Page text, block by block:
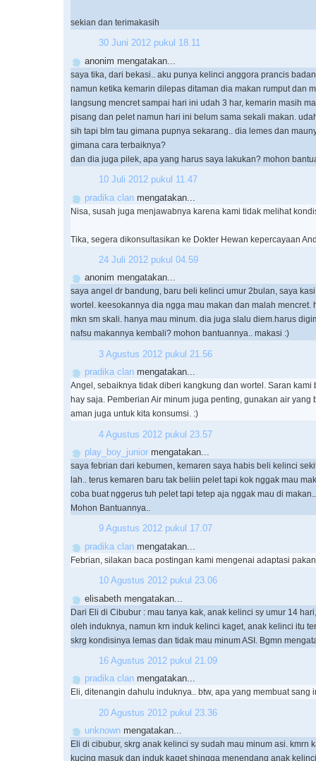
sekian dan terimakasih
30 Juni 2012 pukul 18.11
anonim mengatakan...
saya tika, dari bekasi.. aku punya kelinci anggora prancis
namun ketika kemarin dilepas ditaman dia makan rumput dan
langsung mencret sampai hari ini udah 3 har, kemarin masih
pisang dan pelet namun hari ini belum sama sekali makan.
sih tapi blm tau gimana pupnya sekarang.. dia lemes dan
gimana cara terbaiknya?
dan dia juga pilek, apa yang harus saya lakukan? mohon
10 Juli 2012 pukul 11.47
pradika clan mengatakan...
Nisa, susah juga menjawabnya karena kami tidak melihat
Tika, segera dikonsultasikan ke Dokter Hewan kepercayaan
24 Juli 2012 pukul 04.59
anonim mengatakan...
saya angel dr bandung, baru beli kelinci umur 2bulan, saya
wortel. keesokannya dia ngga mau makan dan malah mencret.
mkn sm skali. hanya mau minum. dia juga slalu diem.harus
nafsu makannya kembali? mohon bantuannya.. makasi :)
3 Agustus 2012 pukul 21.56
pradika clan mengatakan...
Angel, sebaiknya tidak diberi kangkung dan wortel. Saran kami
hay saja. Pemberian Air minum juga penting, gunakan air yang
aman juga untuk kita konsumsi. :)
4 Agustus 2012 pukul 23.57
play_boy_junior mengatakan...
saya febrian dari kebumen, kemaren saya habis beli kelinci
lah.. terus kemaren baru tak beliin pelet tapi kok nggak mau
coba buat nggerus tuh pelet tapi tetep aja nggak mau di makan..
Mohon Bantuannya..
9 Agustus 2012 pukul 17.07
pradika clan mengatakan...
Febrian, silakan baca postingan kami mengenai adaptasi
10 Agustus 2012 pukul 23.06
elisabeth mengatakan...
Dari Eli di Cibubur : mau tanya kak, anak kelinci sy umur 14
oleh induknya, namun krn induk kelinci kaget, anak kelinci itu
skrg kondisinya lemas dan tidak mau minum ASI. Bgmn
16 Agustus 2012 pukul 21.09
pradika clan mengatakan...
Eli, ditenangin dahulu induknya.. btw, apa yang membuat sang
20 Agustus 2012 pukul 23.36
unknown mengatakan...
Eli di cibubur, skrg anak kelinci sy sudah mau minum asi. kmrn
kucing masuk dan induk kaget shingga menendang anak